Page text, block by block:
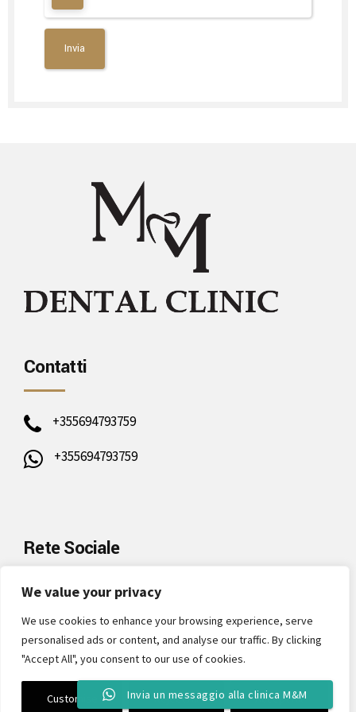
We value your privacy
We use cookies to enhance your browsing experience, serve
personalised ads or content, and analyse our traffic. By clicking
"Accept All", you consent to our use of cookies.
Customise Reject All Accept All
Contatti
+355694793759
+355694793759
Rete Sociale
Politica della Privacy
Copyright © M&M Turismo Dentale. Created by Ahead Creative
Invia un messaggio alla clinica M&M